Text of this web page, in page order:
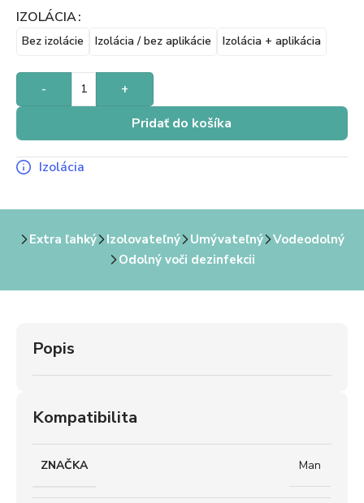
IZOLÁCIA
Bez izolácie Izolácia / bez aplikácie Izolácia + aplikácia
- +
Pridať do košíka
Izolácia
Extra ľahký Izolovateľný Umývateľný
Vodeodolný
Odolný voči dezinfekcii
Popis
Kompatibilita
ZNAČKA Man